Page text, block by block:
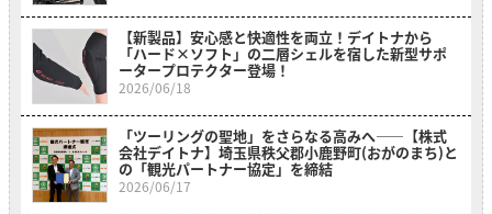
【新製品】安心感と快適性を両立！デイトナから
「ハード×ソフト」の二層シェルを宿した新型サポ
ータープロテクター登場！
2026/06/18
「ツーリングの聖地」をさらなる高みへ――【株式
会社デイトナ】埼玉県秩父郡小鹿野町(おがのまち)と
の「観光パートナー協定」を締結
2026/06/17